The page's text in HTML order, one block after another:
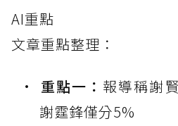
AI重點
文章重點整理：
重點一： 報導稱謝
謝霆鋒僅分5%